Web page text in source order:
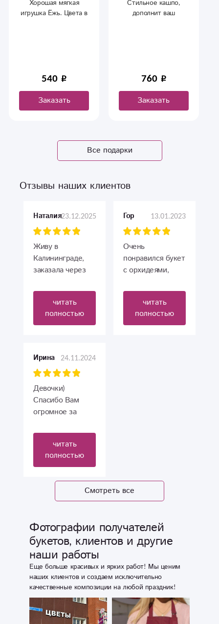
Хорошая мягкая
игрушка Ёжь. Цвета в
540
Заказать
Стильное кашпо,
дополнит ваш
760
Заказать
Все подарки
Отзывы наших клиентов
Наталия23.12.2025
Живу в
Калининграде,
заказала через
поздравить
дорогую
мамочку. Букет
собрали
Спасибо девочки!
читать
полностью
Гор 13.01.2023
Очень
понравился букет
с орхидеями,
впечатлена. В
жизни цветы
оказались даже
красивее, чем на
читать
полностью
Ирина 24.11.2024
Девочки)
Спасибо Вам
огромное за
вы приносите
нашим родным и
близким, все на
высшем уровне.
Всех благ вам и
процветания...г
читать
полностью
Смотреть все
Фотографии получателей
букетов, клиентов и другие
наши работы
Еще больше красивых и ярких работ! Мы ценим
наших клиентов и создаем исключительно
качественные композиции на любой праздник!